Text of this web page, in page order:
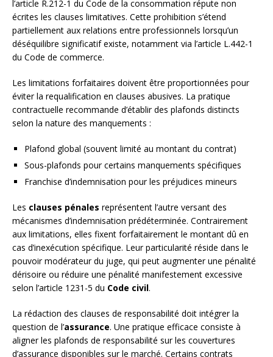
l’article R.212-1 du Code de la consommation répute non
écrites les clauses limitatives. Cette prohibition s’étend
partiellement aux relations entre professionnels lorsqu’un
déséquilibre significatif existe, notamment via l’article L.442-1
du Code de commerce.
Les limitations forfaitaires doivent être proportionnées pour
éviter la requalification en clauses abusives. La pratique
contractuelle recommande d’établir des plafonds distincts
selon la nature des manquements :
Plafond global (souvent limité au montant du contrat)
Sous-plafonds pour certains manquements spécifiques
Franchise d’indemnisation pour les préjudices mineurs
Les clauses pénales représentent l’autre versant des
mécanismes d’indemnisation prédéterminée. Contrairement
aux limitations, elles fixent forfaitairement le montant dû en
cas d’inexécution spécifique. Leur particularité réside dans le
pouvoir modérateur du juge, qui peut augmenter une pénalité
dérisoire ou réduire une pénalité manifestement excessive
selon l’article 1231-5 du Code civil.
La rédaction des clauses de responsabilité doit intégrer la
question de l’assurance. Une pratique efficace consiste à
aligner les plafonds de responsabilité sur les couvertures
d’assurance disponibles sur le marché. Certains contrats